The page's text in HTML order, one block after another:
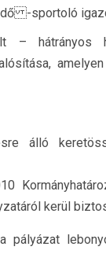
-sportoló
–
álló
kerül
pályázat